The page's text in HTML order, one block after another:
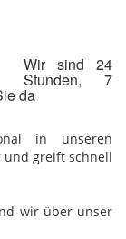
Wir sind 24
Stunden, 7
da
in unseren
und greift schnell
wir über unser